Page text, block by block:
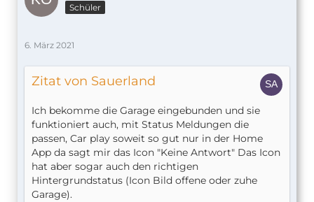
Schüler
6. März 2021
Zitat von Sauerland
Ich bekomme die Garage eingebunden und sie
funktioniert auch, mit Status Meldungen die
passen, Car play soweit so gut nur in der Home
App da sagt mir das Icon "Keine Antwort" Das Icon
hat aber sogar auch den richtigen
Hintergrundstatus (Icon Bild offene oder zuhe
Garage).